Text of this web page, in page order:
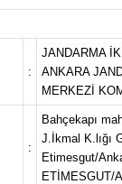
:
JANDARMA
ANKARA
MERKEZİ
:
Bahçekapı
J.İkmal K.lığı
Etimesgut/
ETİMESGUT/